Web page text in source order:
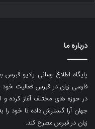
درباره ما
پایگاه اطلاع رسانی رادیو
جهان آرا گسترش داده تا خود
زبان در قبرس مطرح کند.